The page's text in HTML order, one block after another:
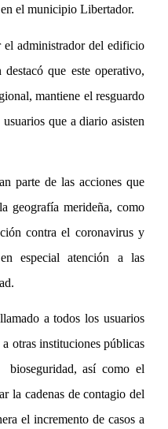
el municipio Libertador.
administrador del edificio
que este operativo,
mantiene el resguardo
que a diario asisten
parte de las acciones que
geografía merideña, como
contra el coronavirus y
especial atención a las
a todos los usuarios
otras instituciones públicas
así como el
la cadenas de contagio del
el incremento de casos a